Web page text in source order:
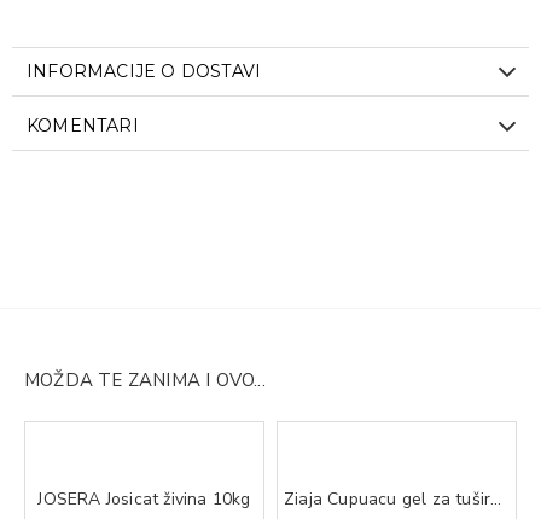
INFORMACIJE O DOSTAVI
KOMENTARI
MOŽDA TE ZANIMA I OVO...
JOSERA Josicat živina 10kg Ziaja Cupuacu gel za tuširanje 500 ml